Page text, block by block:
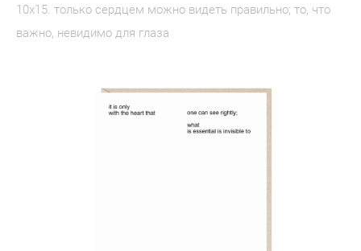
10х15. только сердцем можно видеть правильно; то, что
важно, невидимо для глаза